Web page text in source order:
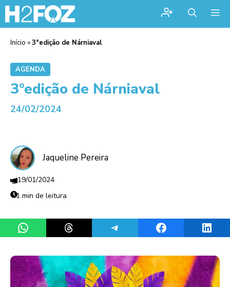
Início »3°edição de Nárniaval
AGENDA
3°edição de Nárniaval
24/02/2024
Jaqueline Pereira
19/01/2024
1 min de leitura
Share on WhatsAppShare on ThreadsShare on TelegramShare on Facebook